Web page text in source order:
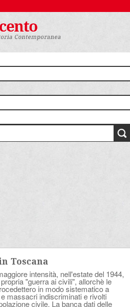
Toscana
intensità, nell'estate del 1944,
"guerra ai civili", allorchè le
in modo sistematico a
massacri indiscriminati e rivolti
civile. La banca dati delle